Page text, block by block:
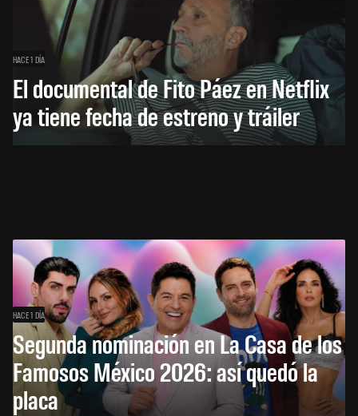
HACE 1 DÍA
El documental de Fito Páez en Netflix
ya tiene fecha de estreno y tráiler
HACE 1 DÍA
Segunda nominación en La Casa de los
Famosos México 2026: así quedó la
placa